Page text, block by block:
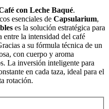
con Leche Baqué.
esenciales de Capsularium,
es la solución estratégica para
entre la intensidad del café
a su fórmula técnica de un
con cuerpo y aroma
La inversión inteligente para
en cada taza, ideal para el
rotación.